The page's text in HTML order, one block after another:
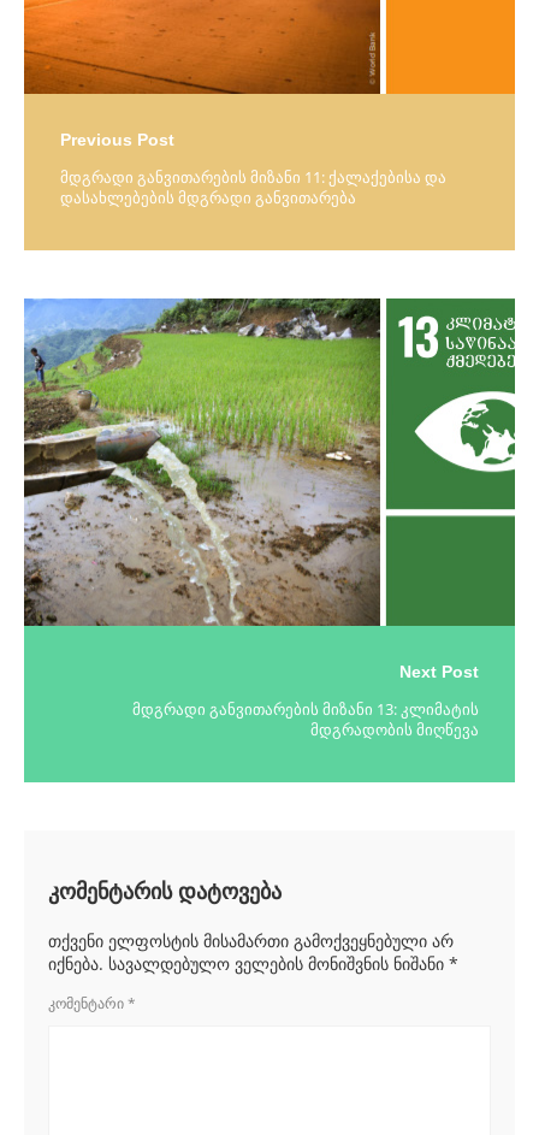
Previous Post
მდგრადი განვითარების მიზანი 11: ქალაქებისა და
დასახლებების მდგრადი განვითარება
Next Post
მდგრადი განვითარების მიზანი 13: კლიმატის
მდგრადობის მიღწევა
კომენტარის დატოვება
თქვენი ელფოსტის მისამართი გამოქვეყნებული არ
იქნება. სავალდებულო ველების მონიშვნის ნიშანი *
ᲙᲝᲛᲔᲜᲢᲐᲠᲘ*